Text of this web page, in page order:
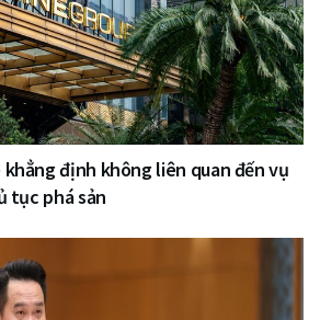
khẳng định không liên quan đến vụ
tục phá sản